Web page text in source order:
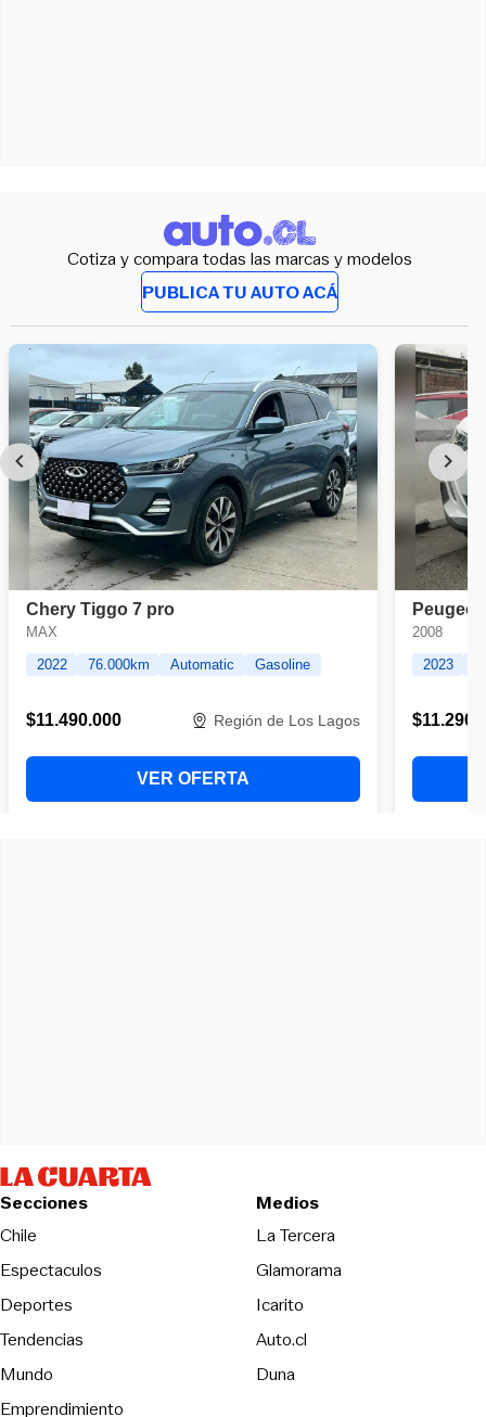
Cotiza y compara todas las marcas y modelos
PUBLICA TU AUTO ACÁ
Secciones
Chile
Espectaculos
Deportes
Tendencias
Mundo
Emprendimiento
Medios
La TerceraOpens in new
Glamorama
Icarito
Auto.cl
DunaOpens in new window